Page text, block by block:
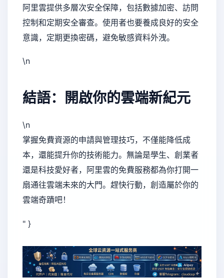
阿里雲提供多層次安全保障，包括數據加密、訪問
控制和定期安全審查。使用者也要養成良好的安全
意識，定期更換密碼，避免敏感資料外洩。
\n
結語：開啟你的雲端新紀元
\n
掌握免費資源的申請與管理技巧，不僅能降低成
本，還能提升你的技術能力。無論是學生、創業者
還是科技愛好者，阿里雲的免費服務都為你打開一
扇通往雲端未來的大門。趕快行動，創造屬於你的
雲端奇蹟吧！
" }